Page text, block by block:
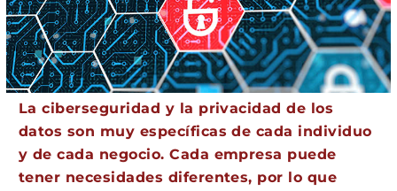
La ciberseguridad y la privacidad de los
datos son muy específicas de cada individuo
y de cada negocio. Cada empresa puede
tener necesidades diferentes, por lo que